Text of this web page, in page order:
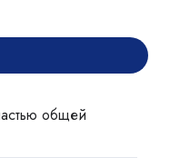
общей